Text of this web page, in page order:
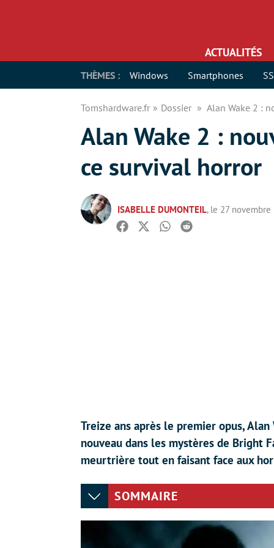
ACTUALITÉS
THÈMES : Windows Smartphones
Tomshardware.fr Dossier Alan Wake 2 :
Alan Wake 2 :
ce survival horror
ISABELLE DUMONTEIL, le 27 novembre
Facebook
TwitterWhatsapp
Reddit
Treize ans après le premier opus,
nouveau dans les mystères de Bright
meurtrière tout en faisant face aux
SOMMAIRE